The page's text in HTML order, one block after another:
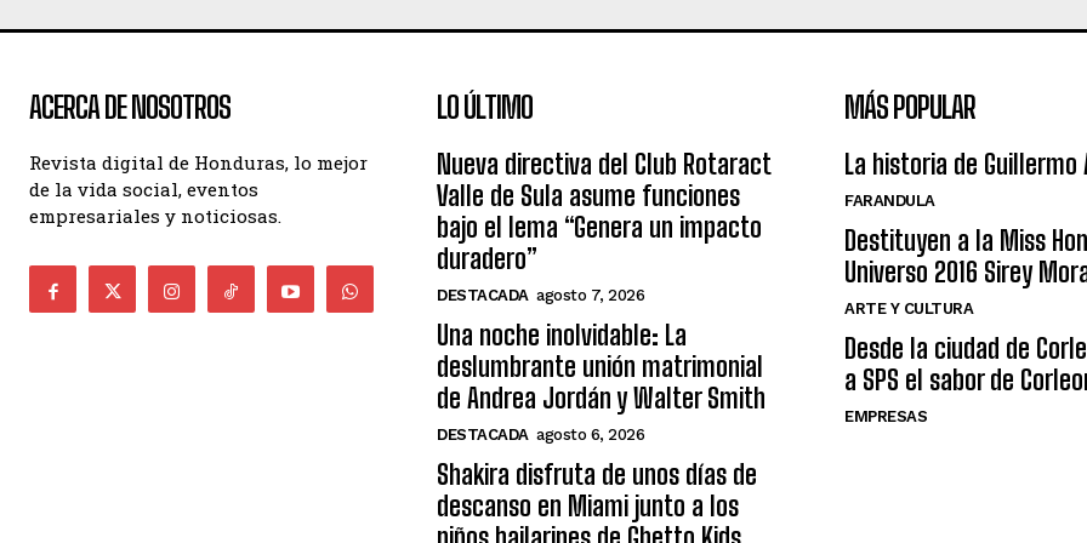
ACERCA DE NOSOTROS
Revista digital de Honduras, lo mejor
de la vida social, eventos
empresariales y noticiosas.
LO ÚLTIMO
Nueva directiva del Club Rotaract
Valle de Sula asume funciones
bajo el lema “Genera un impacto
duradero”
DESTACADA agosto 7, 2026
Una noche inolvidable: La
deslumbrante unión matrimonial
de Andrea Jordán y Walter Smith
DESTACADA agosto 6, 2026
Shakira disfruta de unos días de
descanso en Miami junto a los
MÁS POPULAR
La historia de Guillermo
FARANDULA
Destituyen a la Miss
Universo 2016 Sirey
ARTE Y CULTURA
Desde la ciudad de
a SPS el sabor de
EMPRESAS